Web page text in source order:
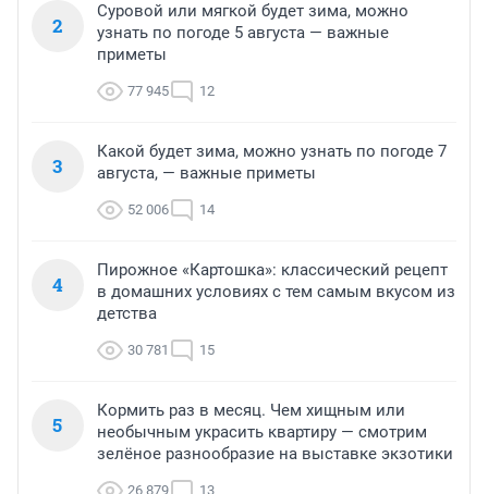
2
Суровой или мягкой будет зима, можно
узнать по погоде 5 августа — важные
приметы
77 945 12
3
Какой будет зима, можно узнать по погоде 7
августа, — важные приметы
52 006 14
4
Пирожное «Картошка»: классический рецепт
в домашних условиях с тем самым вкусом из
детства
30 781 15
5
Кормить раз в месяц. Чем хищным или
необычным украсить квартиру — смотрим
зелёное разнообразие на выставке экзотики
26 879 13